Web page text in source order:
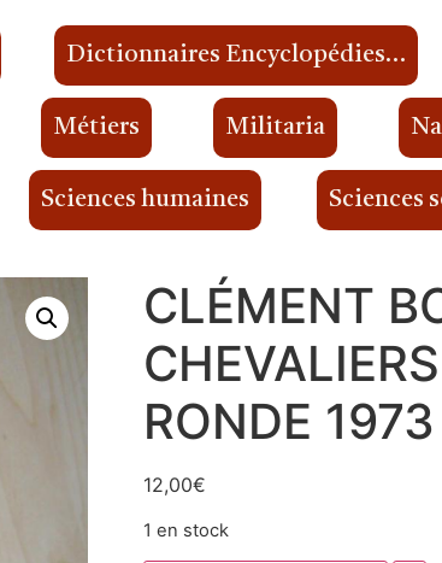
Dictionnaires Encyclopédies…
Métiers Militaria
Sciences humaines Sciences
CLÉMENT
RONDE 1973
12,00€
1 en stock